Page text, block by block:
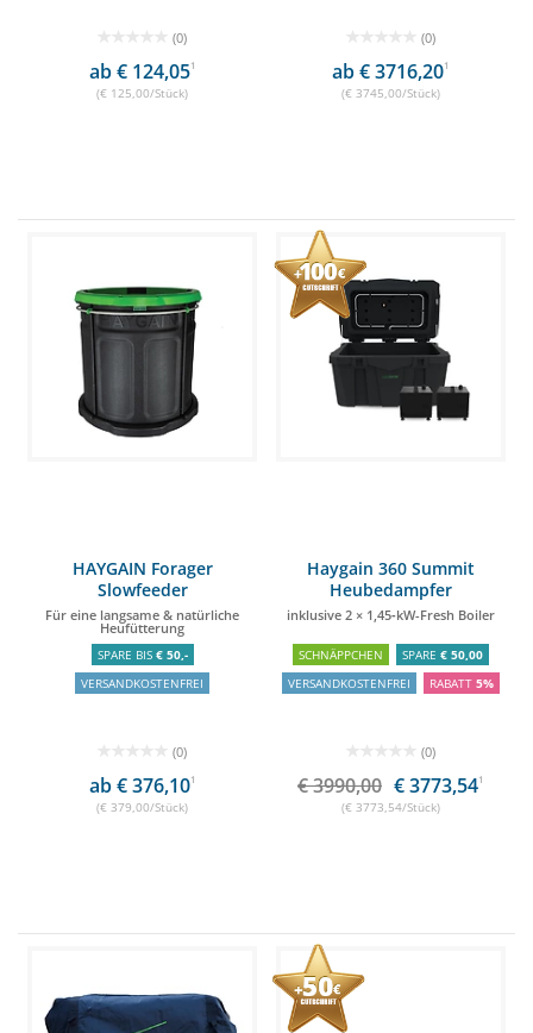
(0)
ab € 124,051
(€ 125,00/Stück)
(0)
ab € 3716,201
(€ 3745,00/Stück)
HAYGAIN Forager
Slowfeeder
Für eine langsame & natürliche
Heufütterung
SPARE BIS € 50,-
VERSANDKOSTENFREI
(0)
ab € 376,101
(€ 379,00/Stück)
Haygain 360 Summit
Heubedampfer
inklusive 2 × 1,45‑kW-Fresh Boiler
SCHNÄPPCHEN SPARE € 50,00
VERSANDKOSTENFREI
RABATT 5%
(0)
€ 3990,00 € 3773,541
(€ 3773,54/Stück)